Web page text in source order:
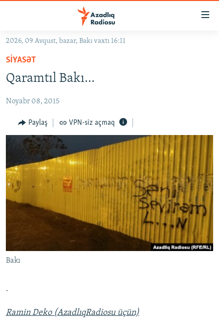
Əsas
qayıt
Əsas
naviqasiyaya
qayıt
GÜNDƏM
KORRUPSIOMETR
#ƏSLINDƏ
FƏRQƏ BAX
QANUNI DOĞRU
ARAŞDIRMA
MULTIMEDIA
VIDEO
FOTOQALEREYA
KARIKATURA
RADIO ARXIV
OXU ZALI
AZƏRBAYCAN ƏDƏBIYYATI KITABXANASI
İSLAM VƏ DEMOKRATIYA
İZ - MƏDƏNIYYƏT PROQRAMI
HAQQIMIZDA
PEŞƏ ETIKASI VƏ JURNALISTIKA STANDARTLARIMIZ
MATERIALLARIMIZDAN ISTIFADƏ
XƏBƏR BÜLLETENLƏRIMIZ
2026, 09 Avqust, bazar, Bakı vaxtı 16:11
SIYASƏT
Qaramtıl Bakı...
Noyabr 08, 2015
Paylaş VPN-siz açmaq
Bakı
.
Ramin Deko (AzadlıqRadiosu üçün)